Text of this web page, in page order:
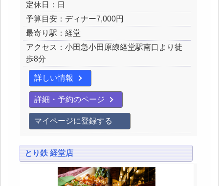
定休日：日
予算目安：ディナー7,000円
最寄り駅：経堂
アクセス：小田急小田原線経堂駅南口より徒
歩8分
詳しい情報
詳細・予約のページ
マイページに登録する
とり鉄 経堂店